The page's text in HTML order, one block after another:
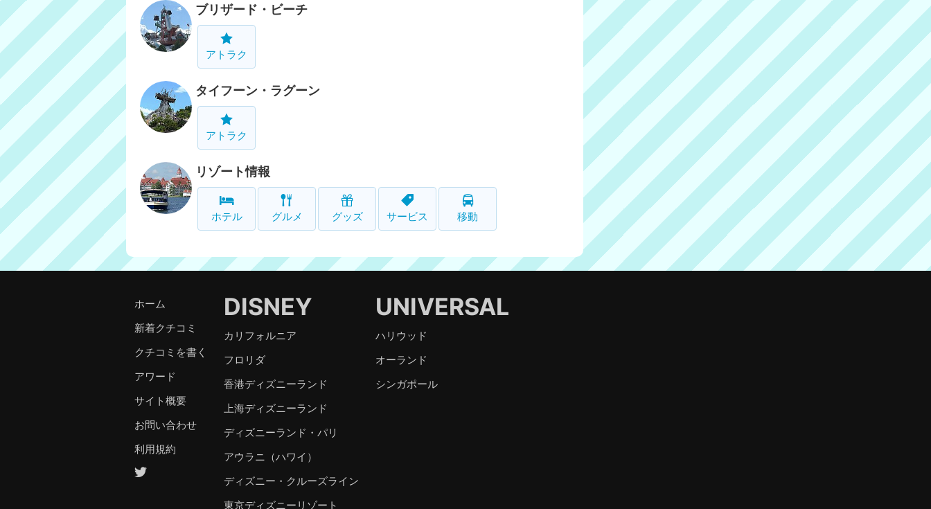
ブリザード・ビーチ
アトラク
タイフーン・ラグーン
アトラク
リゾート情報
ホテル グルメ グッズ サービス 移動
ホーム
新着クチコミ
クチコミを書く
アワード
サイト概要
お問い合わせ
利用規約
DISNEY
カリフォルニア
フロリダ
香港ディズニーランド
上海ディズニーランド
ディズニーランド・パリ
アウラニ（ハワイ）
ディズニー・クルーズライン
東京ディズニーリゾート
UNIVERSAL
ハリウッド
オーランド
シンガポール